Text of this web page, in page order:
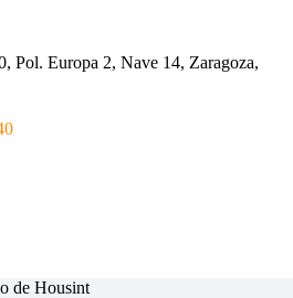
Pol. Europa 2, Nave 14, Zaragoza,
de Housint